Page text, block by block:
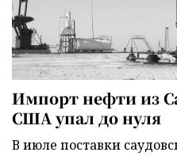
Импорт нефти из
США упал до нуля
В июле поставки